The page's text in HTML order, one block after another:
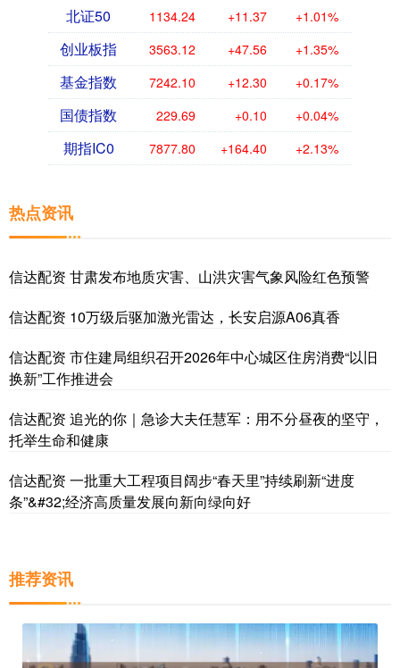
北证50 1134.24 +11.37 +1.01%
创业板指 3563.12 +47.56 +1.35%
基金指数 7242.10 +12.30 +0.17%
国债指数 229.69 +0.10 +0.04%
期指IC0 7877.80 +164.40 +2.13%
热点资讯
信达配资 甘肃发布地质灾害、山洪灾害气象风险红色预警
信达配资 10万级后驱加激光雷达，长安启源A06真香
信达配资 市住建局组织召开2026年中心城区住房消费“以旧
换新”工作推进会
信达配资 追光的你｜急诊大夫任慧军：用不分昼夜的坚守，
托举生命和健康
信达配资 一批重大工程项目阔步“春天里”持续刷新“进度
条”&#32;经济高质量发展向新向绿向好
推荐资讯